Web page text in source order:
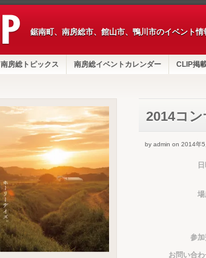
鋸南町、南房総市、館山市、鴨川市のイベント情
南房総トピックス 南房総イベントカレンダー CLIP掲
2014コ
by admin on 2014年5
参
お問い合